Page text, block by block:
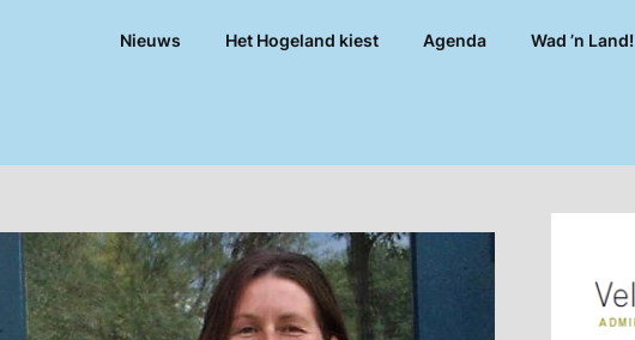
Nieuws Het Hogeland kiest Agenda Wad ’n Land!